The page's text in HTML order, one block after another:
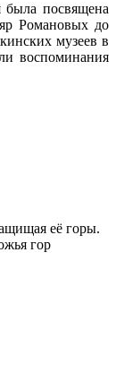
была посвящена
Романовых до
музеев в
воспоминания
её горы.
гор